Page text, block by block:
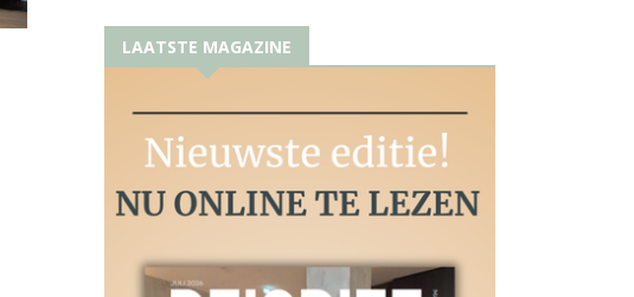
LAATSTE MAGAZINE